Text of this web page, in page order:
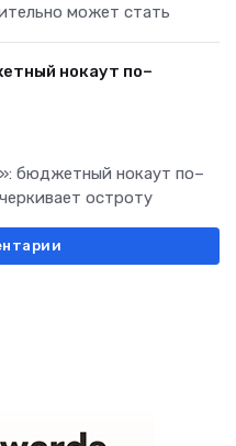
может стать
нокаут по–
бюджетный нокаут по–
остроту